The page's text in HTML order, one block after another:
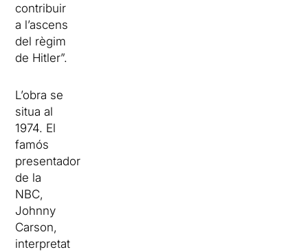
contribuir
a l’ascens
del règim
de Hitler”.
L’obra se
situa al
1974. El
famós
presentador
de la
NBC,
Johnny
Carson,
interpretat